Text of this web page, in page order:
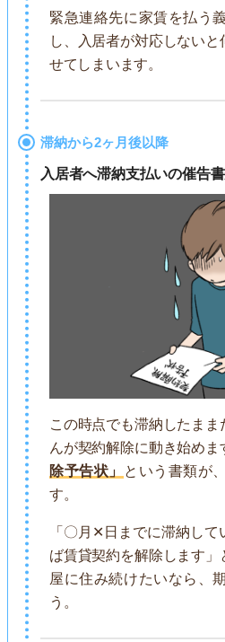
緊急連絡先に家賃を払う
し、入居者が対応しない
せてしまいます。
滞納から2ヶ月後以降
入居者へ滞納支払いの催告書
この時点でも滞納したまま
んが契約解除に動き始めま
除予告状」
という書類が
す。
「〇月✕日までに滞納し
ば賃貸契約を解除します
屋に住み続けたいなら、
う。